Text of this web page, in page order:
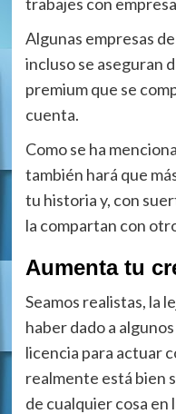
Algunas empresas
incluso se aseguran
premium que se
cuenta.
Como se ha
también hará que
tu historia y, con
la compartan con
Aumenta tu
Seamos realistas, la
haber dado a
licencia para actuar
realmente está bien
de cualquier cosa en